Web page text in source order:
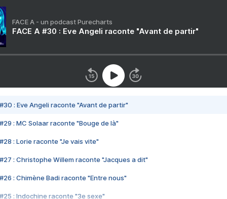
FACE A - un podcast Purecharts
FACE A #30 : Eve Angeli raconte "Avant de partir"
#30 : Eve Angeli raconte "Avant de partir"
#29 : MC Solaar raconte "Bouge de là"
#28 : Lorie raconte "Je vais vite"
#27 : Christophe Willem raconte "Jacques a dit"
#26 : Chimène Badi raconte "Entre nous"
#25 : Indochine raconte "3e sexe"